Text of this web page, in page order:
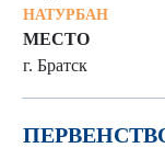
НАТУРБАН
МЕСТО
г. Братск